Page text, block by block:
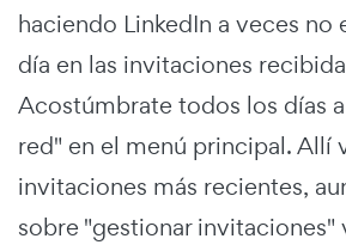
haciendo LinkedIn a veces no
día en las invitaciones
Acostúmbrate todos los días
red" en el menú principal. Allí
invitaciones más recientes,
sobre "gestionar invitaciones"